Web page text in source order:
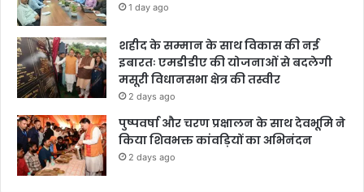
1 day ago
शहीद के सम्मान के साथ विकास की नई
इबारतः एमडीडीए की योजनाओं से बदलेगी
मसूरी विधानसभा क्षेत्र की तस्वीर
2 days ago
पुष्पवर्षा और चरण प्रक्षालन के साथ देवभूमि ने
किया शिवभक्त कांवड़ियों का अभिनंदन
2 days ago